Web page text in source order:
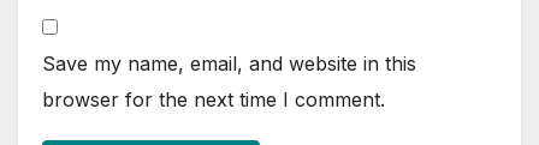
Save my name, email, and website in this
browser for the next time I comment.